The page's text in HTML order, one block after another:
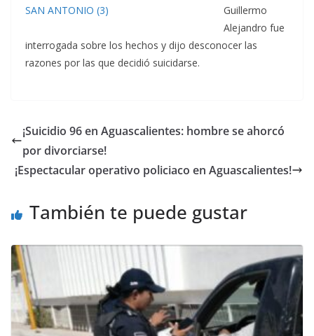
Guillermo
Alejandro fue
interrogada sobre los hechos y dijo desconocer las
razones por las que decidió suicidarse.
¡Suicidio 96 en Aguascalientes: hombre se ahorcó
por divorciarse!
¡Espectacular operativo policiaco en Aguascalientes!
También te puede gustar